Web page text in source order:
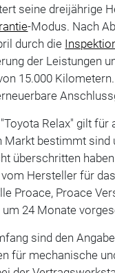
seine dreijährige
-Modus. Nach
durch die
der Leistungen
15.000
Relax" gilt für
Markt bestimmt sind
überschritten
Hersteller für
Proace, Proace
24 Monate
sind den
für mechanische